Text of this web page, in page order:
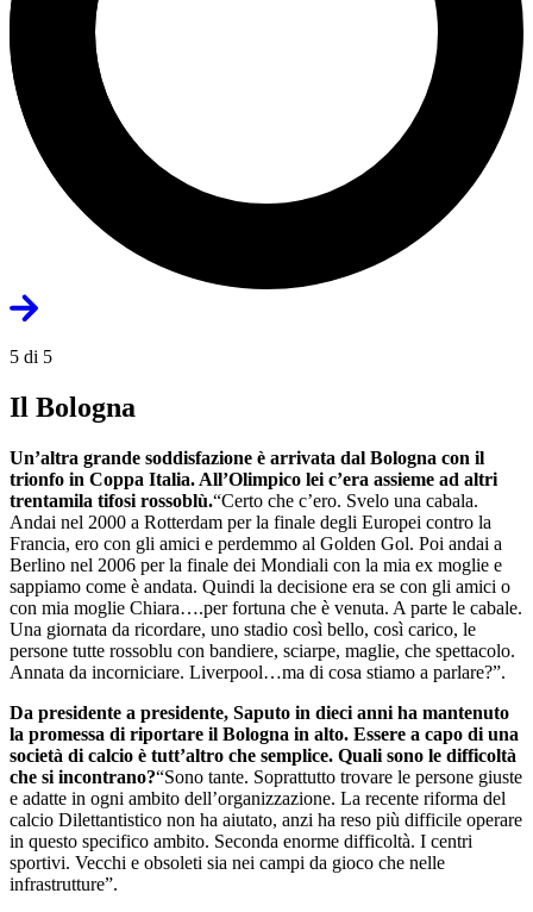
5 di 5
Il Bologna
Un’altra grande soddisfazione è arrivata dal Bologna con il
trionfo in Coppa Italia. All’Olimpico lei c’era assieme ad altri
trentamila tifosi rossoblù.“Certo che c’ero. Svelo una cabala.
Andai nel 2000 a Rotterdam per la finale degli Europei contro la
Francia, ero con gli amici e perdemmo al Golden Gol. Poi andai a
Berlino nel 2006 per la finale dei Mondiali con la mia ex moglie e
sappiamo come è andata. Quindi la decisione era se con gli amici o
con mia moglie Chiara….per fortuna che è venuta. A parte le cabale.
Una giornata da ricordare, uno stadio così bello, così carico, le
persone tutte rossoblu con bandiere, sciarpe, maglie, che spettacolo.
Annata da incorniciare. Liverpool…ma di cosa stiamo a parlare?”.
Da presidente a presidente, Saputo in dieci anni ha mantenuto
la promessa di riportare il Bologna in alto. Essere a capo di una
società di calcio è tutt’altro che semplice. Quali sono le difficoltà
che si incontrano?“Sono tante. Soprattutto trovare le persone giuste
e adatte in ogni ambito dell’organizzazione. La recente riforma del
calcio Dilettantistico non ha aiutato, anzi ha reso più difficile operare
in questo specifico ambito. Seconda enorme difficoltà. I centri
sportivi. Vecchi e obsoleti sia nei campi da gioco che nelle
infrastrutture”.